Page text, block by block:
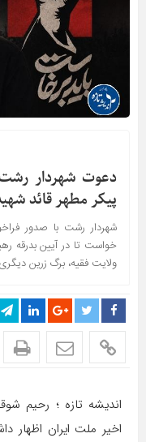
دعوت شهردار
پیکر مطهر قائد
شهردار رشت با صدور
خواست تا در آیین بدرقه
ولایت فقیه، برگ زرین
اندیشه تازه ؛ رحیم
اخیر ملت ایران